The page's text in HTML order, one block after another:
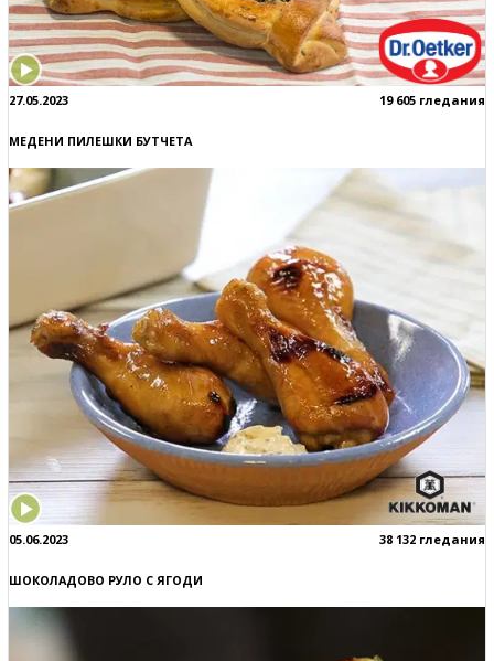
27.05.2023 19 605 гледания
МЕДЕНИ ПИЛЕШКИ БУТЧЕТА
05.06.2023 38 132 гледания
ШОКОЛАДОВО РУЛО С ЯГОДИ